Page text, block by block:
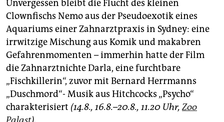
Unvergessen bleibt die Flucht des kleinen
Clownfischs Nemo aus der Pseudoexotik eines
Aquariums einer Zahnarztpraxis in Sydney: eine
irrwitzige Mischung aus Komik und makabren
Gefahrenmomenten – immerhin hatte der Film
die Zahnarztnichte Darla, eine furchtbare
„Fischkillerin“, zuvor mit Bernard Herrmanns
„Duschmord“- Musik aus Hitchcocks „Psycho“
charakterisiert (14.8., 16.8.–20.8., 11.20 Uhr,Zoo